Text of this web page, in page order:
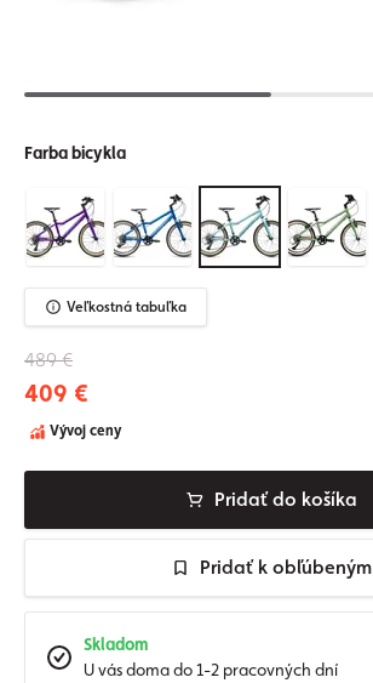
Farba bicykla
Veľkostná tabuľka
489 €
409 €
Vývoj ceny
Pridať do košíka
Pridať k obľúbeným
Skladom
U vás doma do 1-2 pracovných dní